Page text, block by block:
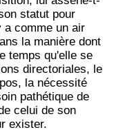
statut pour
a comme un air
la manière dont
temps qu'elle se
directoriales, le
la nécessité
pathétique de
celui de son
exister.